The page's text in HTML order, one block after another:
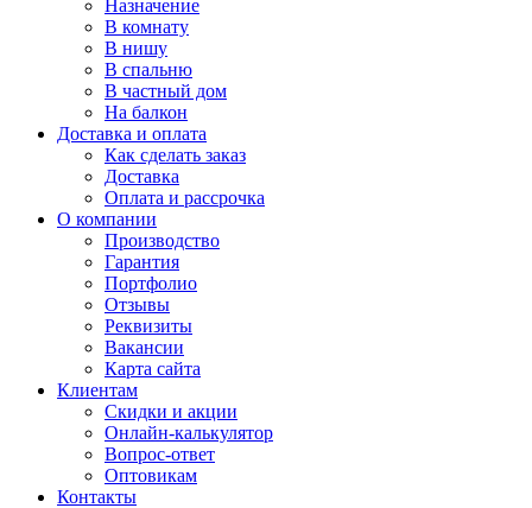
Назначение
В комнату
В нишу
В спальню
В частный дом
На балкон
Доставка и оплата
Как сделать заказ
Доставка
Оплата и рассрочка
О компании
Производство
Гарантия
Портфолио
Отзывы
Реквизиты
Вакансии
Карта сайта
Клиентам
Скидки и акции
Онлайн-калькулятор
Вопрос-ответ
Оптовикам
Контакты